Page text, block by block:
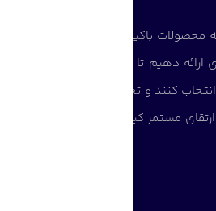
باکیفیت و قابل اعتماد آغاز
دهیم تا پاسخگوی نیاز کاربران
کنند و تجربه‌ای مطمئن از خرید
مستمر کیفیت، سهم مؤثری در تأمین